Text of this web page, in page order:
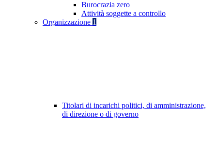
Burocrazia zero
Attività soggette a controllo
Organizzazione 1
Titolari di incarichi politici, di amministrazione,
di direzione o di governo